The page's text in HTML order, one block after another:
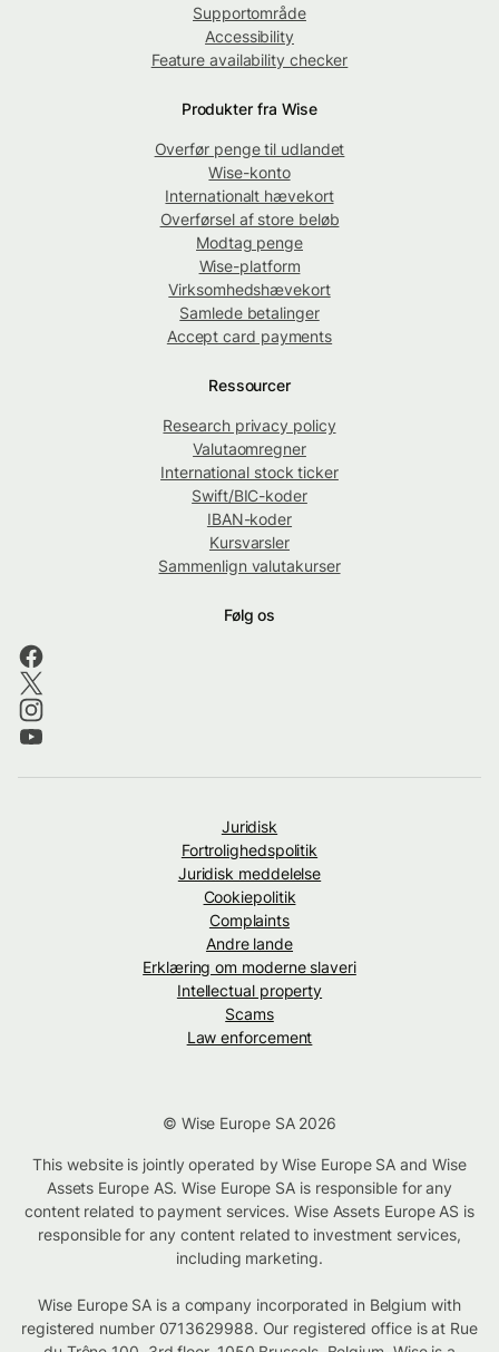
Supportområde
Accessibility
Feature availability checker
Produkter fra Wise
Overfør penge til udlandet
Wise-konto
Internationalt hævekort
Overførsel af store beløb
Modtag penge
Wise-platform
Virksomhedshævekort
Samlede betalinger
Accept card payments
Ressourcer
Research privacy policy
Valutaomregner
International stock ticker
Swift/BIC-koder
IBAN-koder
Kursvarsler
Sammenlign valutakurser
Følg os
Juridisk
Fortrolighedspolitik
Juridisk meddelelse
Cookiepolitik
Complaints
Andre lande
Erklæring om moderne slaveri
Intellectual property
Scams
Law enforcement
© Wise Europe SA 2026
This website is jointly operated by Wise Europe SA and Wise
Assets Europe AS. Wise Europe SA is responsible for any
content related to payment services. Wise Assets Europe AS is
responsible for any content related to investment services,
including marketing.
Wise Europe SA is a company incorporated in Belgium with
registered number 0713629988. Our registered office is at Rue